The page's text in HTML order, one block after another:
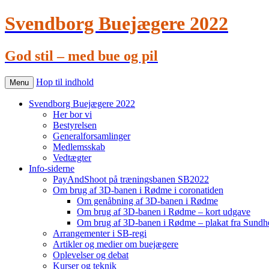
Svendborg Buejægere 2022
God stil – med bue og pil
Menu Hop til indhold
Svendborg Buejægere 2022
Her bor vi
Bestyrelsen
Generalforsamlinger
Medlemsskab
Vedtægter
Info-siderne
PayAndShoot på træningsbanen SB2022
Om brug af 3D-banen i Rødme i coronatiden
Om genåbning af 3D-banen i Rødme
Om brug af 3D-banen i Rødme – kort udgave
Om brug af 3D-banen i Rødme – plakat fra
Arrangementer i SB-regi
Artikler og medier om buejægere
Oplevelser og debat
Kurser og teknik